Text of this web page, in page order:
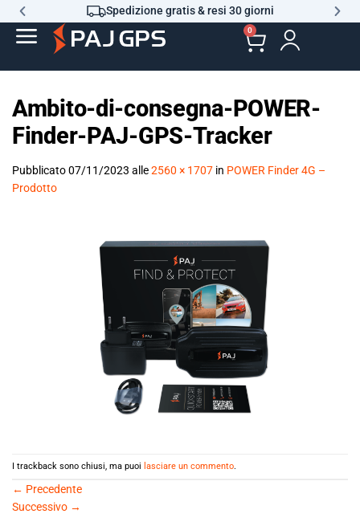
Spedizione gratis & resi 30 giorni
0
Ambito-di-consegna-POWER-
Finder-PAJ-GPS-Tracker
Pubblicato07/11/2023alle2560 × 1707 inPOWER Finder 4G –
Prodotto
I trackback sono chiusi, ma puoi lasciare un commento.
← Precedente
Successivo→